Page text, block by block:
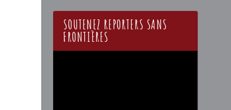
SOUTENEZ REPORTERS SANS
FRONTIÈRES